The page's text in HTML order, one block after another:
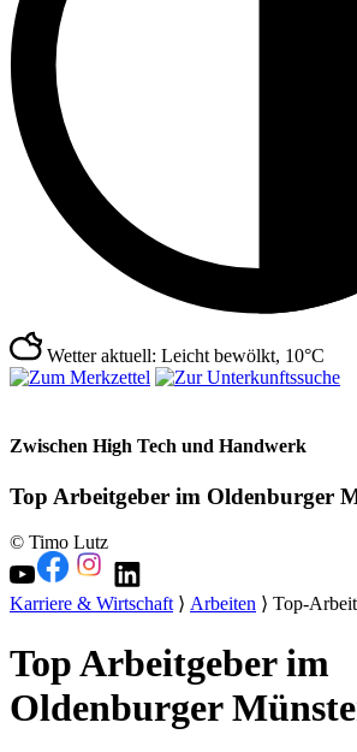
Wetter aktuell: Leicht bewölkt, 10°C
Zwischen High Tech und Handwerk
Top Arbeitgeber im Oldenburger
© Timo Lutz
Karriere & Wirtschaft⟩ Arbeiten ⟩ Top-
Top Arbeitgeber im
Oldenburger